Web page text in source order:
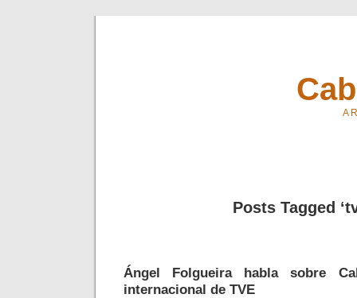
A
Posts Tagged
Ángel Folgueira habla sobre
internacional de TVE